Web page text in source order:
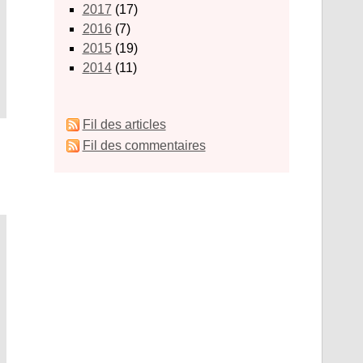
2017 (17)
2016(7)
2015(19)
2014(11)
Fil des articles
Fil des commentaires